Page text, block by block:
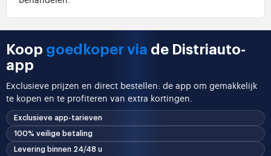
Koop goedkoper via de Distriauto-
app
Exclusieve prijzen en direct bestellen: de app om gemakkelijk
te kopen en te profiteren van extra kortingen.
Exclusieve app-tarieven
100% veilige betaling
Levering binnen 24/48 u